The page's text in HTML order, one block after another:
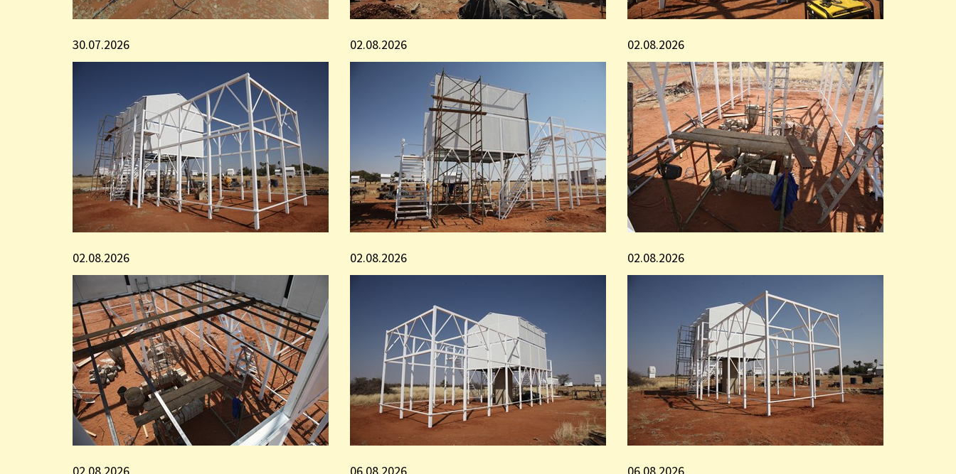
30.07.2026 02.08.2026 02.08.2026
02.08.2026 02.08.2026 02.08.2026
02.08.2026 06.08.2026 06.08.2026